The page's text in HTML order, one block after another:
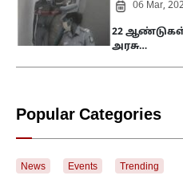
06 Mar,
22 ஆண்டுகள்
அரசு…
Popular Categories
News Events Trending